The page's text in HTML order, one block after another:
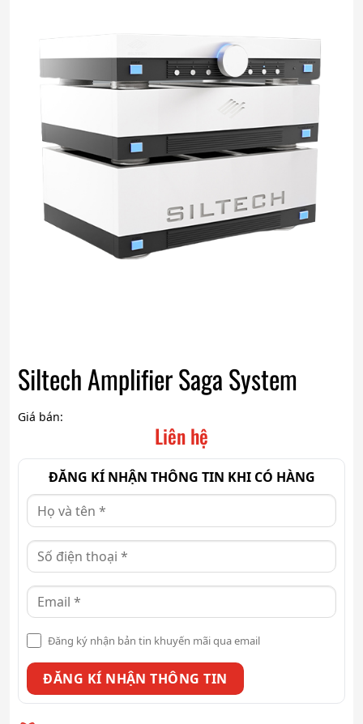
Siltech Amplifier Saga System
Giá bán:
Liên hệ
ĐĂNG KÍ NHẬN THÔNG TIN KHI CÓ HÀNG
Đăng ký nhận bản tin khuyến mãi qua email